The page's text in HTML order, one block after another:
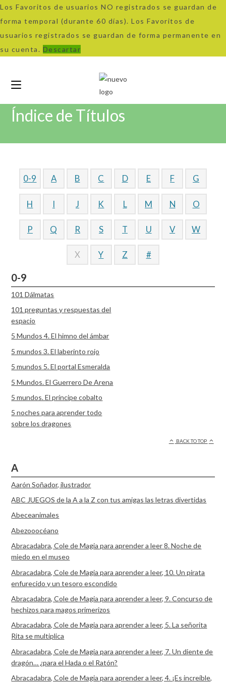
Los Favoritos de usuarios NO registrados se guardan de
forma temporal (durante 60 días). Los Favoritos de
usuarios registrados se guardan de forma permanente en
su cuenta. Descartar
Índice de Títulos
0-9 A B C D E F G
H I J K L M N O
P Q R S T U V W
X Y Z #
0-9
101 Dálmatas
101 preguntas y respuestas del
espacio
5 Mundos 4. El himno del ámbar
5 mundos 3. El laberinto rojo
5 mundos 5. El portal Esmeralda
5 Mundos. El Guerrero De Arena
5 mundos. El príncipe cobalto
5 noches para aprender todo
sobre los dragones
BACK TO TOP
A
Aarón Soñador, ilustrador
ABC JUEGOS de la A a la Z con tus amigas las letras divertidas
Abeceanimales
Abezooocéano
Abracadabra, Cole de Magia para aprender a leer 8. Noche de
miedo en el museo
Abracadabra, Cole de Magia para aprender a leer, 10. Un pirata
enfurecido y un tesoro escondido
Abracadabra, Cole de Magia para aprender a leer, 9. Concurso de
hechizos para magos primerizos
Abracadabra, Cole de Magia para aprender a leer, 5. La señorita
Rita se multiplica
Abracadabra, Cole de Magia para aprender a leer, 7. Un diente de
dragón… ¿para el Hada o el Ratón?
Abracadabra, Cole de Magia para aprender a leer, 4. ¡Es increíble,